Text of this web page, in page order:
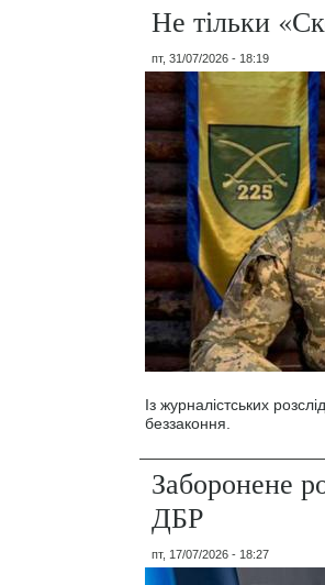
Не тільки
пт, 31/07/2026 - 18:19
Із журналістських
беззаконня.
Заборонене
ДБР
пт, 17/07/2026 - 18:27